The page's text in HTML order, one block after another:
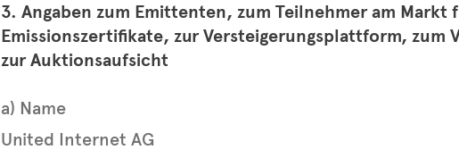
3. Angaben zum Emittenten, zum Teilnehmer am Markt
Emissionszertifikate, zur Versteigerungsplattform, zum
zur Auktionsaufsicht
a) Name
United Internet AG